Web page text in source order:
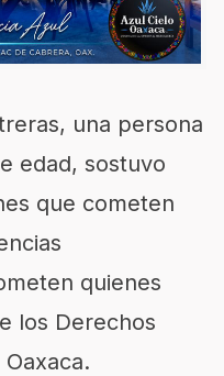
una persona
edad, sostuvo
que cometen
quienes
los Derechos